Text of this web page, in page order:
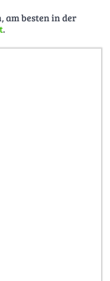
am besten in der
.